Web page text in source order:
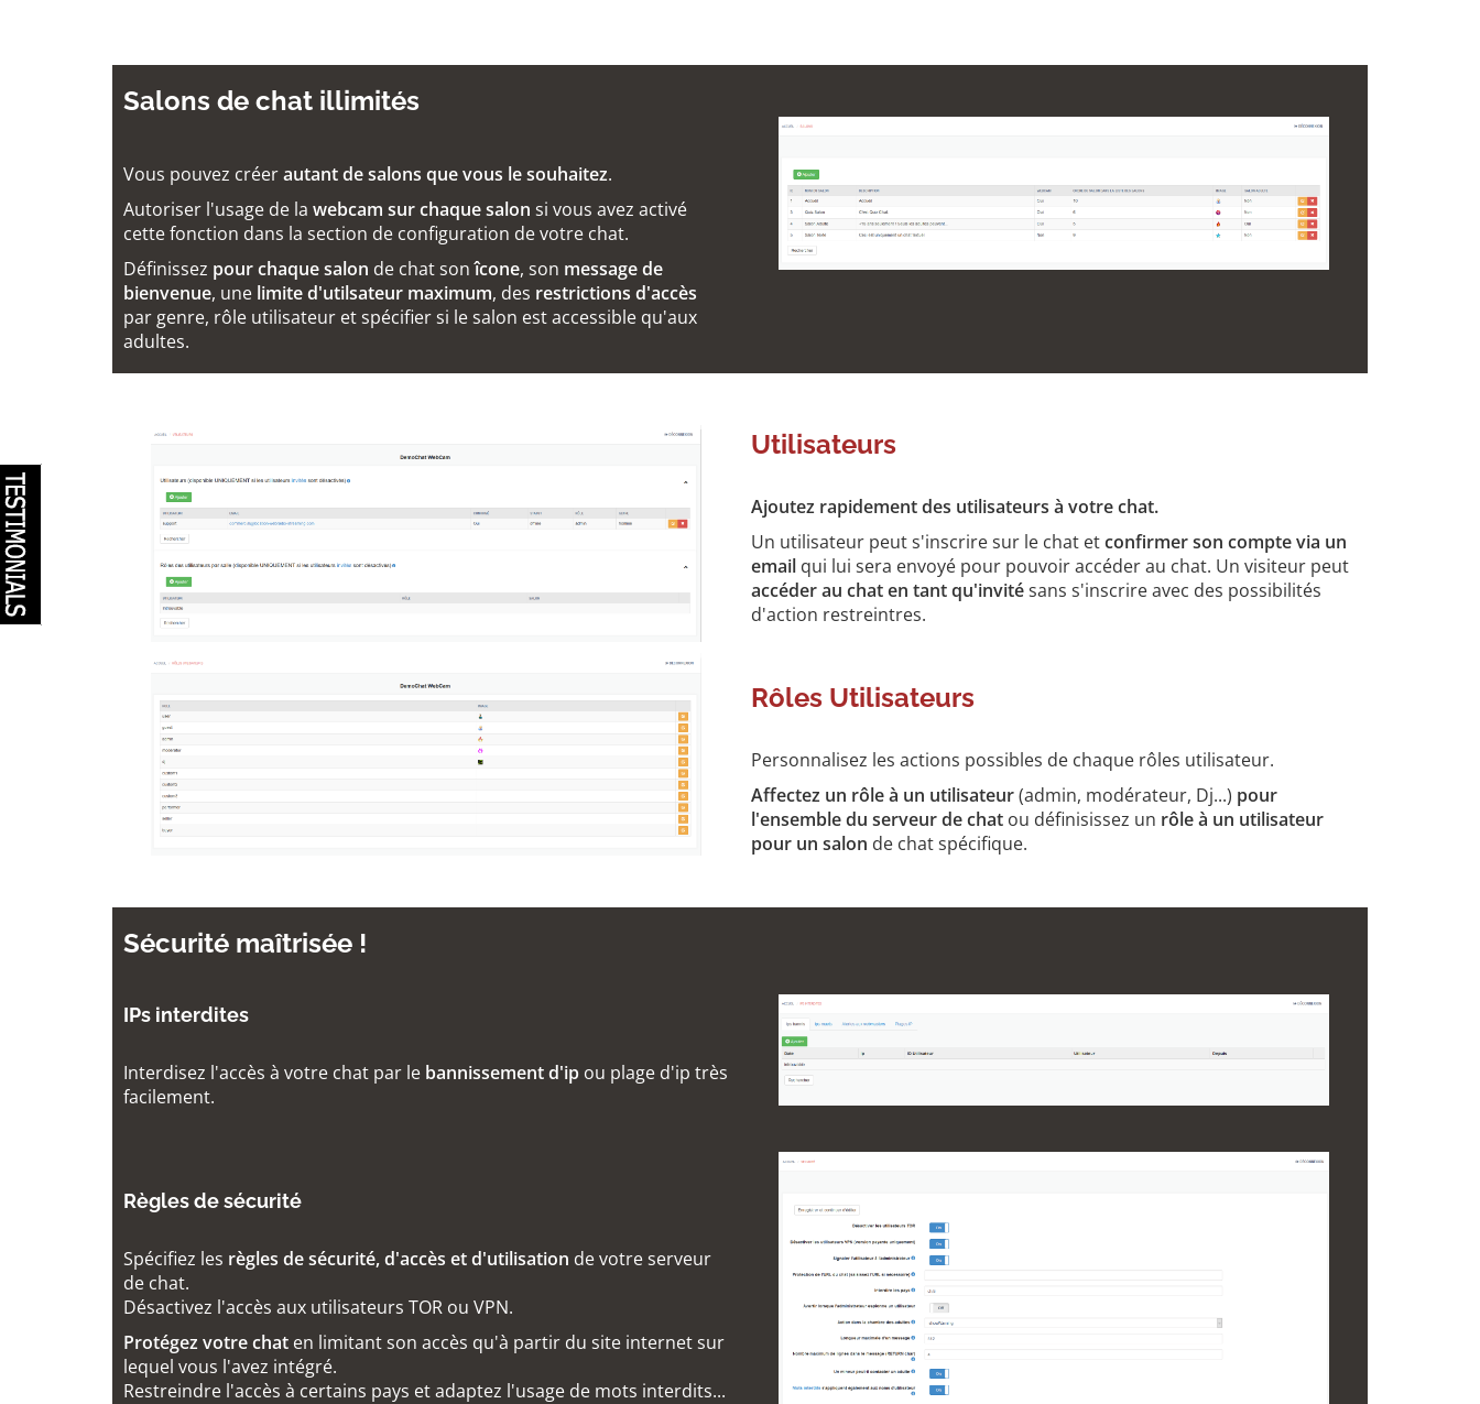
Salons de chat illimités
Vous pouvez créerautant de salons que vous le souhaitez.
Autoriser l'usage de la webcam sur chaque salon si vous avez activé
cette fonction dans la section de configuration de votre chat.
Définissez pour chaque salon de chat sonîcone, son message de
bienvenue, une limite d'utilsateur maximum, des restrictions d'accès
par genre, rôle utilisateur et spécifier si le salon est accessible qu'aux
adultes.
Utilisateurs
Ajoutez rapidement des utilisateurs à votre chat.
Un utilisateur peut s'inscrire sur le chat etconfirmer son compte via un
email qui lui sera envoyé pour pouvoir accéder au chat. Un visiteur peut
accéder au chat en tant qu'invitésans s'inscrire avec des possibilités
d'action restreintres.
Rôles Utilisateurs
Personnalisez les actions possibles de chaque rôles utilisateur.
Affectez un rôle à un utilisateur(admin, modérateur, Dj...) pour
l'ensemble du serveur de chat ou définisissez un rôle à un utilisateur
pour un salon de chat spécifique.
Sécurité maîtrisée !
IPs interdites
Interdisez l'accès à votre chat par le bannissement d'ip ou plage d'ip très
facilement.
Règles de sécurité
Spécifiez les règles de sécurité, d'accès et d'utilisation de votre serveur
de chat.
Désactivez l'accès aux utilisateurs TOR ou VPN.
Protégez votre chat en limitant son accès qu'à partir du site internet sur
lequel vous l'avez intégré.
Restreindre l'accès à certains pays et adaptez l'usage de mots interdits...